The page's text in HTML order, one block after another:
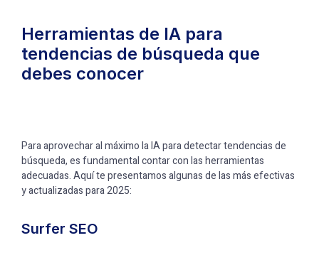
Herramientas de IA para
tendencias de búsqueda que
debes conocer
Para aprovechar al máximo la IA para detectar tendencias de
búsqueda, es fundamental contar con las herramientas
adecuadas. Aquí te presentamos algunas de las más efectivas
y actualizadas para 2025:
Surfer SEO